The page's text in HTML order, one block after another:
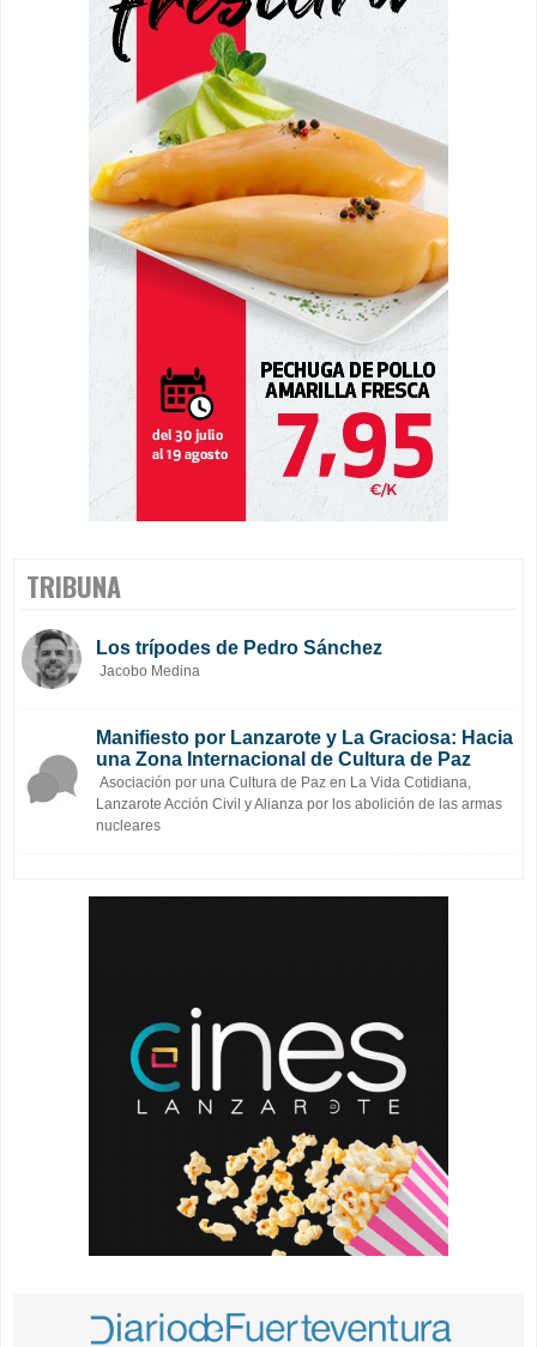
TRIBUNA
Los trípodes de Pedro Sánchez
Jacobo Medina
Manifiesto por Lanzarote y La Graciosa: Hacia
una Zona Internacional de Cultura de Paz
Asociación por una Cultura de Paz en La Vida Cotidiana,
Lanzarote Acción Civil y Alianza por los abolición de las armas
nucleares